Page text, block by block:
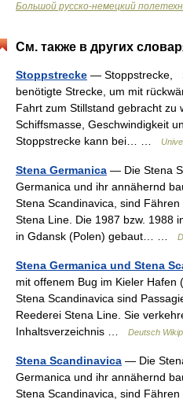
Большой русско-немецкий
См. также в других
Stoppstrecke — Stoppstrecke,
benötigte Strecke, um mit
Fahrt zum Stillstand gebracht zu
Schiffsmasse, Geschwindigkeit
Stoppstrecke kann bei… …
Stena Germanica — Die Stena
Germanica und ihr annähernd
Stena Scandinavica, sind
Stena Line. Die 1987 bzw. 1988
in Gdansk (Polen) gebaut… …
Stena Germanica und Stena
mit offenem Bug im Kieler Hafen
Stena Scandinavica sind
Reederei Stena Line. Sie
Inhaltsverzeichnis …
Deutsch
Stena Scandinavica — Die
Germanica und ihr annähernd
Stena Scandinavica, sind